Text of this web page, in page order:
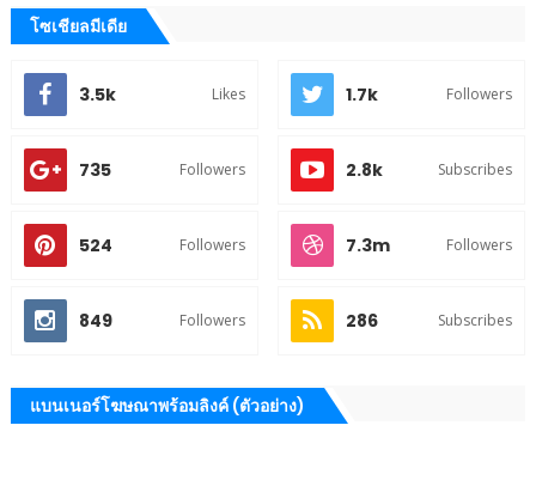
โซเชียลมีเดีย
3.5k Likes 1.7k Followers
735 Followers 2.8k Subscribes
524 Followers 7.3m Followers
849 Followers 286 Subscribes
แบนเนอร์โฆษณาพร้อมลิงค์ (ตัวอย่าง)